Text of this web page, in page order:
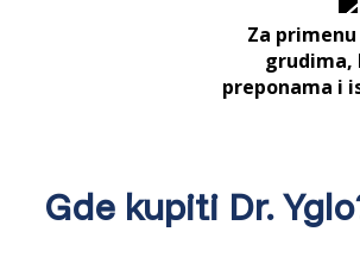
Za
grudima,
preponama i
Gde kupiti Dr.
Portugal
Serbia (Serbian)
Spain (Spanish)